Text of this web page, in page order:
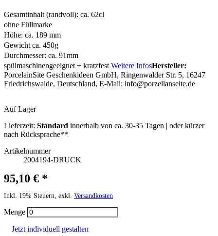
Gesamtinhalt (randvoll): ca. 62cl
ohne Füllmarke
Höhe: ca. 189 mm
Gewicht ca. 450g
Durchmesser: ca. 91mm
spülmaschinengeeignet + kratzfest Weitere InfosHersteller:
PorcelainSite Geschenkideen GmbH, Ringenwalder Str. 5, 16247
Friedrichswalde, Deutschland, E-Mail: info@porzellanseite.de
Auf Lager
Lieferzeit: Standard innerhalb von ca. 30-35 Tagen | oder kürzer
nach Rücksprache**
Artikelnummer
2004194-DRUCK
95,10 € *
Inkl. 19% Steuern, exkl. Versandkosten
Menge
Jetzt individuell gestalten